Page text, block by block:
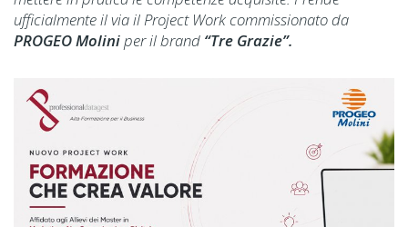
ufficialmente il via il Project Work commissionato da
PROGEO Moliniper il brand “Tre Grazie”.